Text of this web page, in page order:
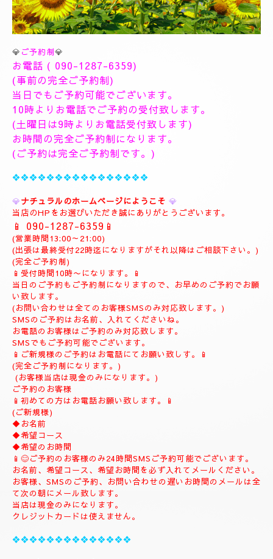
💎ご予約制💎
お電話 ( 090-1287-6359
(事前の完全ご予約制)
当日でもご予約可能でございます。
10時よりお電話でご予約の受付致します。
(土曜日は9時よりお電話受付致します)
お時間の完全ご予約制になります。
(ご予約は完全ご予約制です。)
❖❖❖❖❖❖❖❖❖❖❖❖❖❖❖❖
💎ナチュラルのホームページにようこそ
当店のHPをお選びいただき誠にありがとうございます。
📱090-1287-6359
(営業時間13:00～21:00)
(出張は最終受付22時迄になりますがそれ以降はご相談下さい。)
(完全ご予約制)
📱受付時間10時〜になります。📱
当日のご予約もご予約制になりますので、お早めのご予約でお願
い致します。
(お問い合わせは全てのお客様SMSのみ対応致します。)
SMSのご予約はお名前、入れてくださいね。
お電話のお客様はご予約のみ対応致します。
SMSでもご予約可能でございます。
📱ご新規様のご予約はお電話にてお願い致しす。📱
(お客様当店は現金のみになります。)